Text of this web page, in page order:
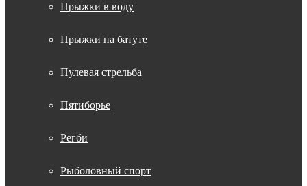
Прыжки в воду
Прыжки на батуте
Пулевая стрельба
Пятиборье
Регби
Рыболовный спорт